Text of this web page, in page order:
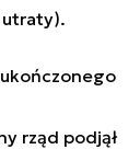
rząd podjął